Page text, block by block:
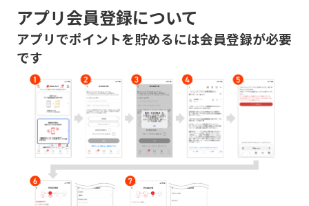
アプリ会員登録について
アプリでポイントを貯めるには会員登録が必要
です